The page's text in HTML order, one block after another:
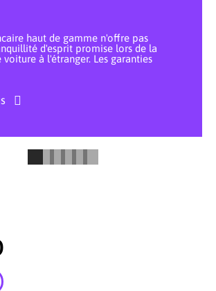
haut de gamme n'offre pas
d'esprit promise lors de la
à l'étranger. Les garanties